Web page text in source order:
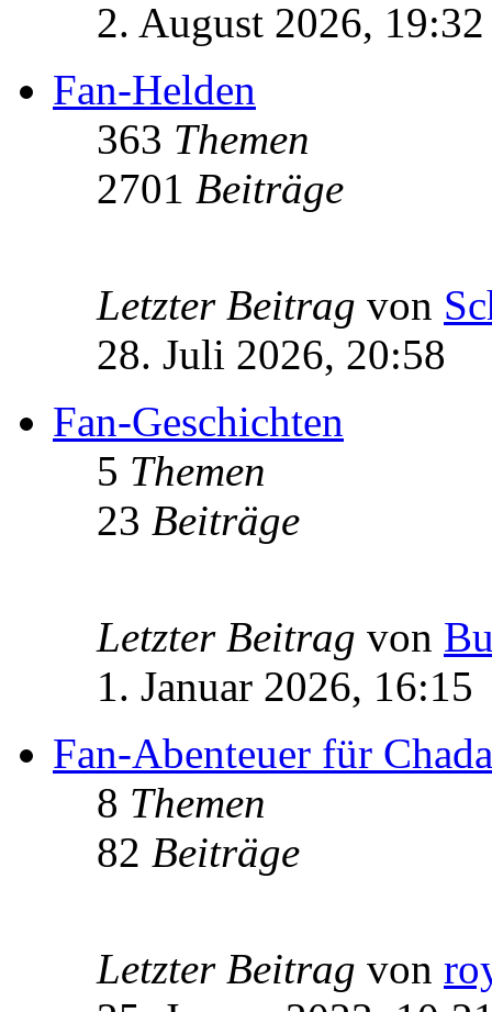
2. August 2026, 19:32
Fan-Helden
363 Themen
2701 Beiträge
Letzter Beitrag von
28. Juli 2026, 20:58
Fan-Geschichten
5 Themen
23 Beiträge
Letzter Beitrag von
1. Januar 2026, 16:15
Fan-Abenteuer für
8 Themen
82 Beiträge
Letzter Beitrag von